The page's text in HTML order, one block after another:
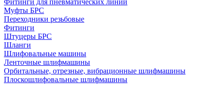
Фитинги для пневматических линий
Муфты БРС
Переходники резьбовые
Фитинги
Штуцеры БРС
Шланги
Шлифовальные машины
Ленточные шлифмашины
Орбитальные, отрезные, вибрационные шлифмашины
Плоскошлифовальные шлифмашины